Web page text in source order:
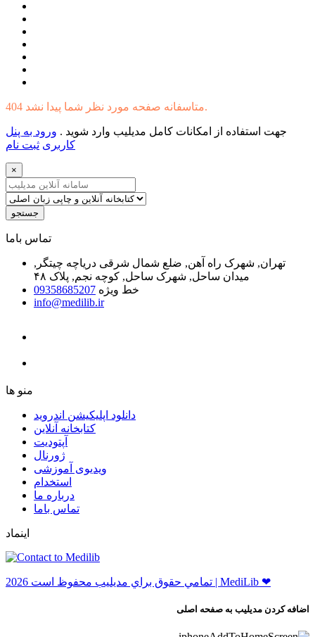
404 متاسفانه صفحه مورد نظر شما پیدا نشد.
جهت استفاده از امکانات کامل مدیلیب وارد شوید . ورود به پنل
کاربری ثبت نام
×
جستجو
ﺗﻤﺎﺱ ﺑﺎﻣﺎ
تهران, شهرک راه آهن, ضلع شمال شرقی دریاچه چیتگر,
میدان ساحل, شهرک ساحل, کوچه نجم, پلاک ۴۸
خط ویژه 09358685207
info@medilib.ir
ﻣﻨﻮ ﻫﺎ
دانلود اپلیکیشن اندروید
ﮐﺘﺎﺑﺨﺎﻧﻪ ﺁﻧﻼﯾﻦ
ﺁﭘﺘﻮﺩﯾﺖ
ﮊﻭﺭﻧﺎﻝ
ویدیوی آموزشی
استخدام
درباره ما
ﺗﻤﺎﺱ ﺑﺎﻣﺎ
اینماد
ﺗﻤﺎﻣﻲ ﺣﻘﻮﻕ ﺑﺮاﻱ ﻣﺪﻳﻠﻴﺐ ﻣﺤﻔﻮﻅ اﺳﺖ 2026 | MediLib ❤
اضافه کردن مدیلیب به صفحه اصلی